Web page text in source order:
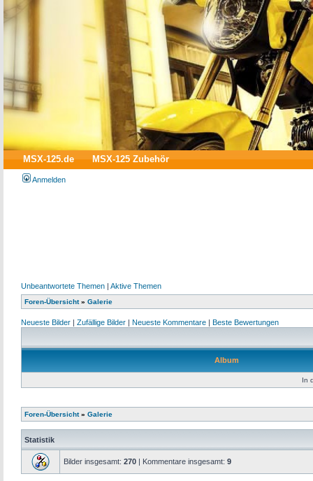
MSX-125.de MSX-125 Zubehör
Anmelden
Unbeantwortete Themen | Aktive Themen
Foren-Übersicht» Galerie
Neueste Bilder | Zufällige Bilder | Neueste Kommentare | Beste Bewertungen
Album
In
Foren-Übersicht» Galerie
Statistik
Bilder insgesamt: 270 | Kommentare insgesamt: 9